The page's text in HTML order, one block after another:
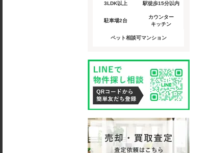
3LDK以上 駅徒歩15分以内
駐車場2台
カウンター
キッチン
ペット相談可マンション